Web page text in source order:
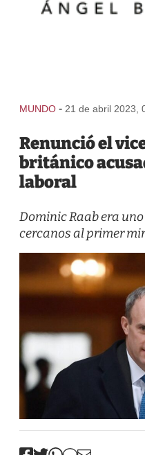
MUNDO - 21 de abril 2023,
Renunció el
británico
laboral
Dominic Raab era
cercanos al primer